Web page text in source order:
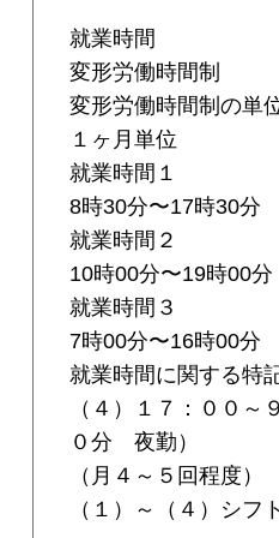
就業時間
変形労働時間制
変形労働時間制の単
１ヶ月単位
就業時間１
8時30分〜17時30分
就業時間２
10時00分〜19時00分
就業時間３
7時00分〜16時00分
就業時間に関する特
（４）１７：００～
０分 夜勤）
（月４～５回程度）
（１）～（４）シフ